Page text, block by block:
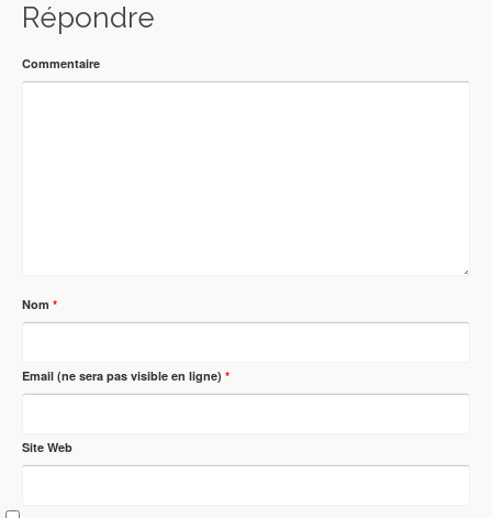
Répondre
Commentaire
Nom *
Email (ne sera pas visible en ligne) *
Site Web